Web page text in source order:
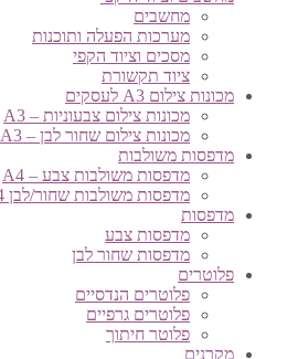
מחשבים
מערכות הפעלה ותוכנות
מסכים וציוד הקפי
ציוד תקשורת
מכונות צילום A3 לעסקים
מכונות צילום צבעוניות – A3
מכונות צילום שחור לבן – A3
מדפסות משולבות
מדפסות משולבות צבע – A4
מדפסות משולבות שחור/לבן A4
מדפסות
מדפסות צבע
מדפסות שחור לבן
פלוטרים
פלוטרים הנדסיים
פלוטרים גרפיים
פלוטר חיתוך
מקרנים